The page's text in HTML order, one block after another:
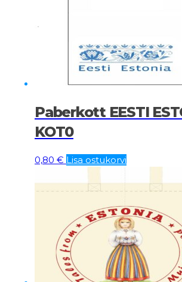
Paberkott EESTI
KOT0
0,80 € Lisa ostukorvi